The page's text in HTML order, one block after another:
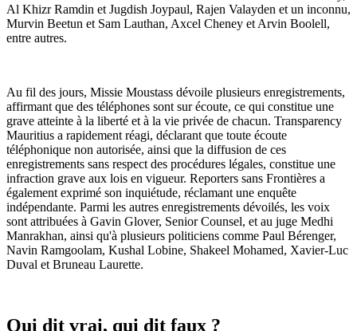
Al Khizr Ramdin et Jugdish Joypaul, Rajen Valayden et un inconnu,
Murvin Beetun et Sam Lauthan, Axcel Cheney et Arvin Boolell,
entre autres.
Au fil des jours, Missie Moustass dévoile plusieurs enregistrements,
affirmant que des téléphones sont sur écoute, ce qui constitue une
grave atteinte à la liberté et à la vie privée de chacun. Transparency
Mauritius a rapidement réagi, déclarant que toute écoute
téléphonique non autorisée, ainsi que la diffusion de ces
enregistrements sans respect des procédures légales, constitue une
infraction grave aux lois en vigueur. Reporters sans Frontières a
également exprimé son inquiétude, réclamant une enquête
indépendante. Parmi les autres enregistrements dévoilés, les voix
sont attribuées à Gavin Glover, Senior Counsel, et au juge Medhi
Manrakhan, ainsi qu'à plusieurs politiciens comme Paul Bérenger,
Navin Ramgoolam, Kushal Lobine, Shakeel Mohamed, Xavier-Luc
Duval et Bruneau Laurette.
Qui dit vrai, qui dit faux ?